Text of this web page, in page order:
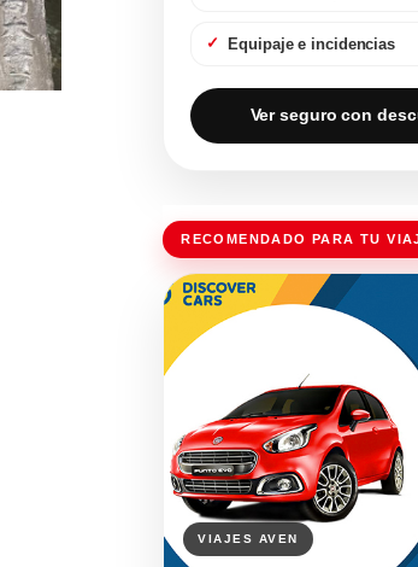
Equipaje e incidencias
Ver seguro con
RECOMENDADO PARA TU